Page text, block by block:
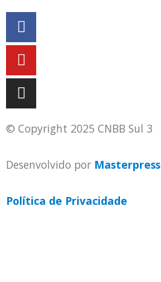
© Copyright 2025 CNBB Sul 3
Desenvolvido por Masterpress
Política de Privacidade